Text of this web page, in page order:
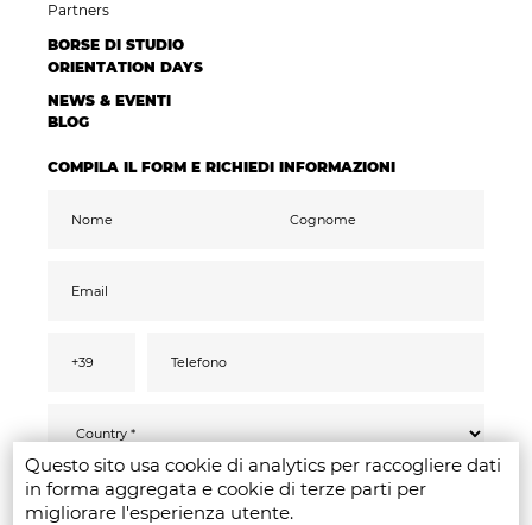
Questo sito usa cookie di analytics per raccogliere dati
in forma aggregata e cookie di terze parti per
migliorare l'esperienza utente.
Partners
BORSE DI STUDIO
ORIENTATION DAYS
NEWS & EVENTI
BLOG
COMPILA IL FORM E RICHIEDI INFORMAZIONI
Ai sensi del GDPR 2016/679, confermo di aver
letto compreso ed acconsentito
all’informativa privacy